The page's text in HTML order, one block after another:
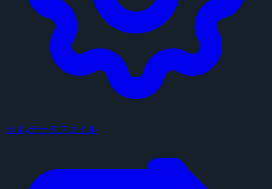
configデータファイル